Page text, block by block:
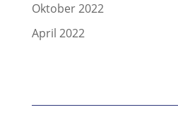
Oktober 2022
April 2022